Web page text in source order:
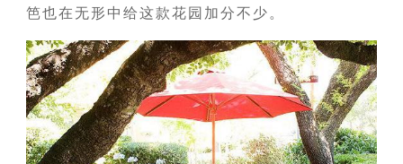
笆也在无形中给这款花园加分不少。